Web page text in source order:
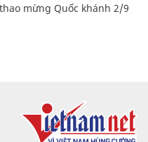
mừng Quốc khánh 2/9